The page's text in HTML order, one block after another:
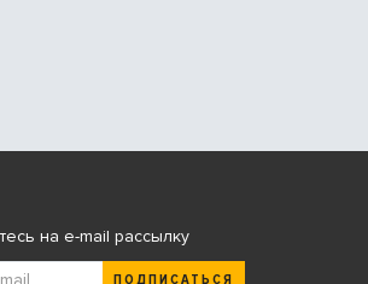
на e-mail рассылку
ПОДПИСАТЬСЯ